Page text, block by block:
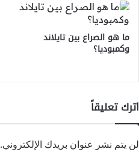
ما هو الصراع بين تايلاند
وكمبوديا؟
اترك تعليقاً
لن يتم نشر عنوان بريدك الإلكتروني.